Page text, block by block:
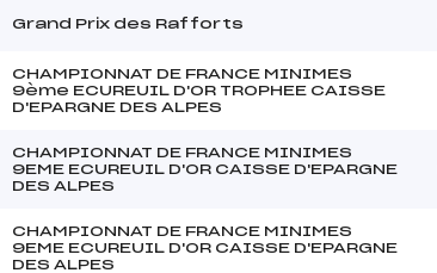
Grand Prix des Rafforts
CHAMPIONNAT DE FRANCE MINIMES
9ème ECUREUIL D'OR TROPHEE CAISSE
D'EPARGNE DES ALPES
CHAMPIONNAT DE FRANCE MINIMES
9EME ECUREUIL D'OR CAISSE D'EPARGNE
DES ALPES
CHAMPIONNAT DE FRANCE MINIMES
9EME ECUREUIL D'OR CAISSE D'EPARGNE
DES ALPES